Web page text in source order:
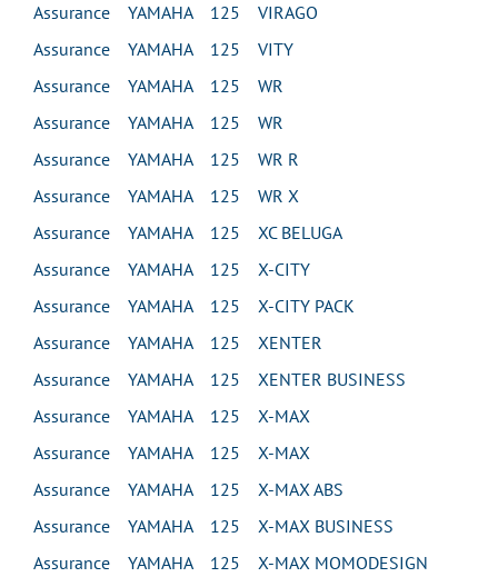
Assurance YAMAHA 125 VIRAGO
Assurance YAMAHA 125 VITY
Assurance YAMAHA 125 WR
Assurance YAMAHA 125 WR
Assurance YAMAHA 125 WR R
Assurance YAMAHA 125 WR X
Assurance YAMAHA 125 XC BELUGA
Assurance YAMAHA 125 X-CITY
Assurance YAMAHA 125 X-CITY PACK
Assurance YAMAHA 125 XENTER
Assurance YAMAHA 125 XENTER BUSINESS
Assurance YAMAHA 125 X-MAX
Assurance YAMAHA 125 X-MAX
Assurance YAMAHA 125 X-MAX ABS
Assurance YAMAHA 125 X-MAX BUSINESS
Assurance YAMAHA 125 X-MAX MOMODESIGN